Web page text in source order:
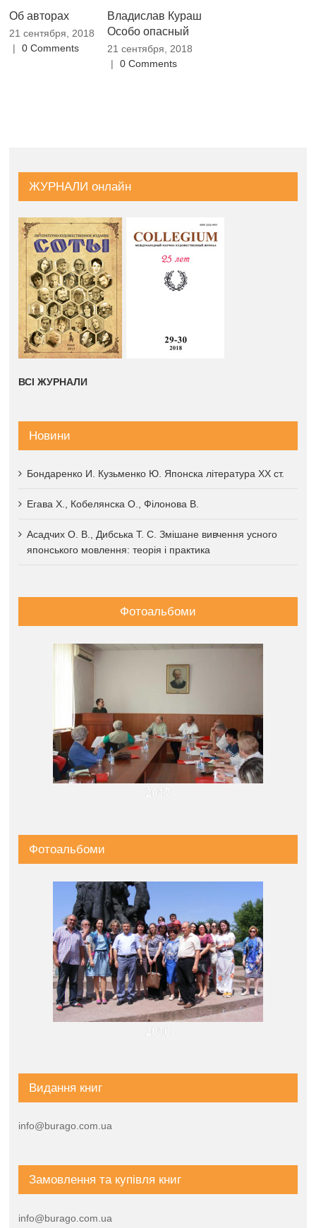
Об авторах
21 сентября, 2018
|
0 Comments
Владислав Кураш
Особо опасный
21 сентября, 2018
|
0 Comments
ЖУРНАЛИ онлайн
ВСІ ЖУРНАЛИ
Новини
Бондаренко И. Кузьменко Ю. Японска література XX ст.
Егава Х., Кобелянска О., Філонова В.
Асадчих О. В., Дибська Т. С. Змішане вивчення усного
японського мовлення: теорія і практика
Фотоальбоми
2017
Фотоальбоми
2016
Видання книг
info@burago.com.ua
Замовлення та купівля книг
info@burago.com.ua